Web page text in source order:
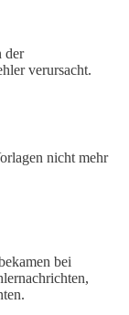
der
verursacht.
nicht mehr
bei